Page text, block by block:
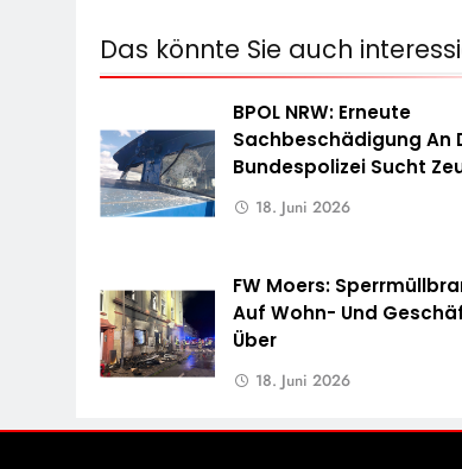
Das könnte Sie auch
BPOL NRW: Erneute
Sachbeschädigung An
Bundespolizei Sucht
18. Juni 2026
FW Moers:
Auf Wohn- Und
Über
18. Juni 2026